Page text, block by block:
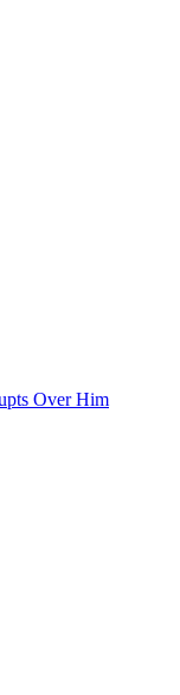
Over Him